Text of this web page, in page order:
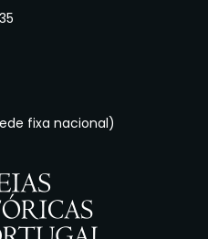
fixa nacional)